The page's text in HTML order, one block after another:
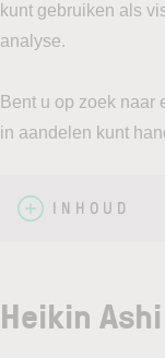
kunt gebruiken als
analyse.
Bent u op zoek naar
in aandelen kunt
INHOUD
Heikin Ashi